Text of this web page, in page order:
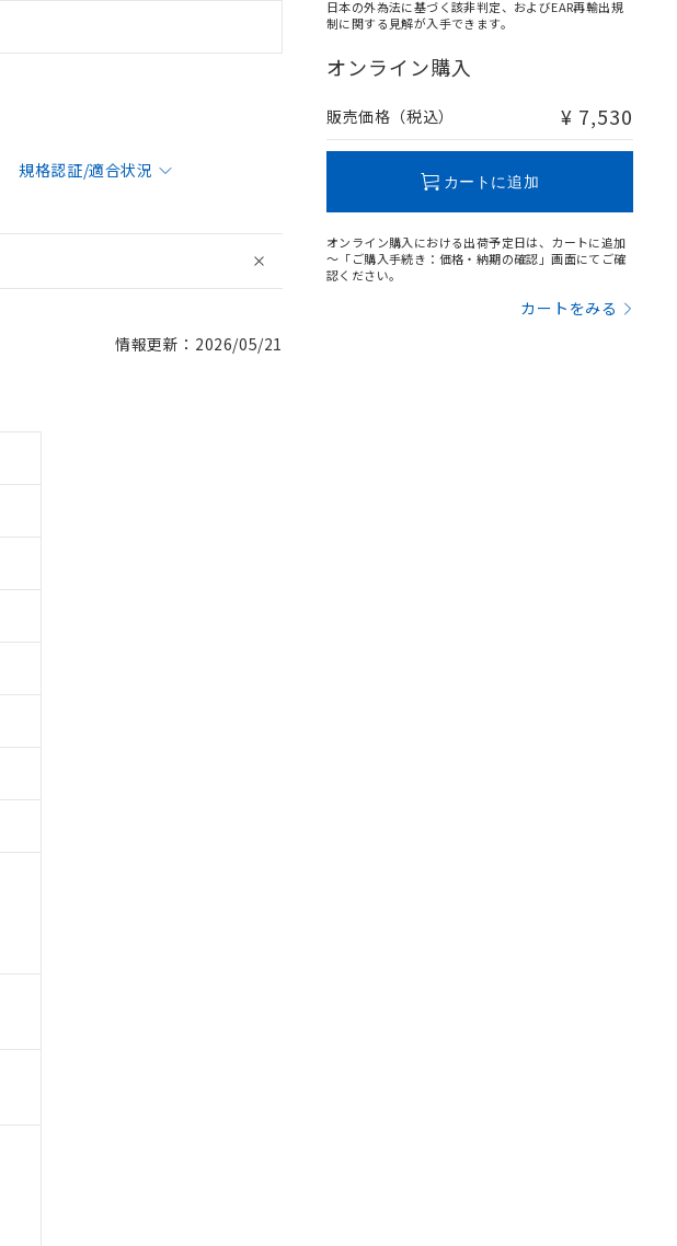
規格認証/適合状況
情報更新：2026/05/21
日本の外為法に基づく該非判定、およびEAR再輸出規
制に関する見解が入手できます。
オンライン購入
販売価格（税込） ¥ 7,530
カートに追加
オンライン購入における出荷予定日は、カートに追加
～「ご購入手続き：価格・納期の確認」画面にてご確
認ください。
カートをみる